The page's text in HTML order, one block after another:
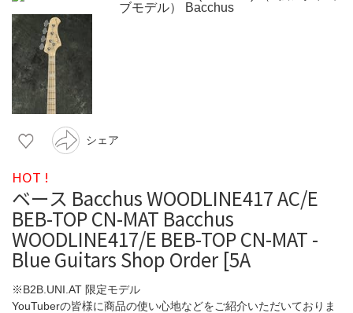
シェア
HOT !
ベース Bacchus WOODLINE417 AC/E
BEB-TOP CN-MAT Bacchus
WOODLINE417/E BEB-TOP CN-MAT -
Blue Guitars Shop Order [5A
※B2B.UNI.AT 限定モデル
YouTuberの皆様に商品の使い心地などをご紹介いただいておりま